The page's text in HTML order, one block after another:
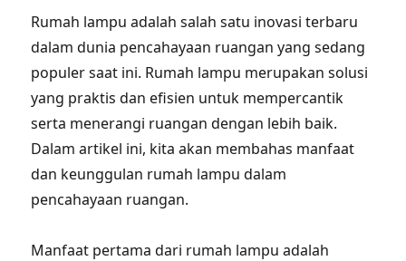
Rumah lampu adalah salah satu inovasi terbaru
dalam dunia pencahayaan ruangan yang sedang
populer saat ini. Rumah lampu merupakan solusi
yang praktis dan efisien untuk mempercantik
serta menerangi ruangan dengan lebih baik.
Dalam artikel ini, kita akan membahas manfaat
dan keunggulan rumah lampu dalam
pencahayaan ruangan.
Manfaat pertama dari rumah lampu adalah